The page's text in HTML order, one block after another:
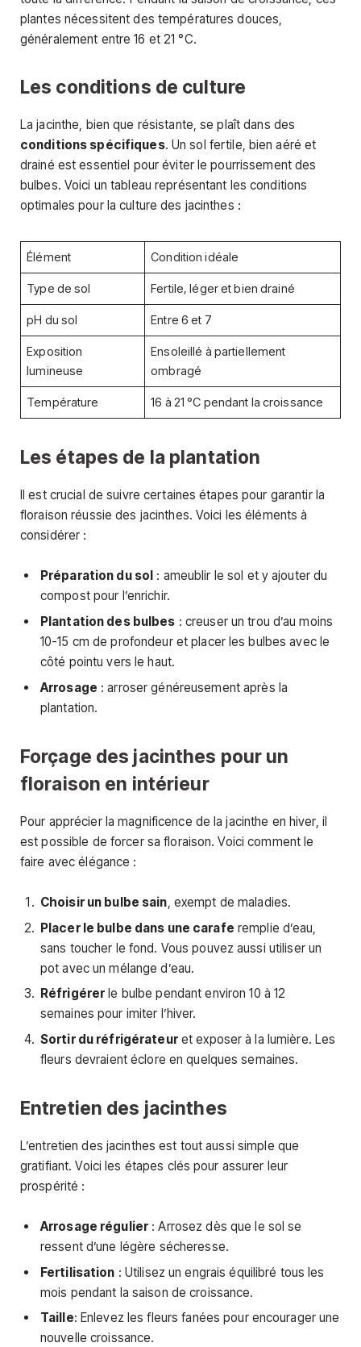
plantes nécessitent des températures douces,
généralement entre 16 et 21 °C.
Les conditions de culture
La jacinthe, bien que résistante, se plaît dans des
conditions spécifiques. Un sol fertile, bien aéré et
drainé est essentiel pour éviter le pourrissement des
bulbes. Voici un tableau représentant les conditions
optimales pour la culture des jacinthes :
Élément Condition idéale
Type de sol Fertile, léger et bien drainé
pH du sol Entre 6 et 7
Exposition
lumineuse
Ensoleillé à partiellement
ombragé
Température 16 à 21 °C pendant la croissance
Les étapes de la plantation
Il est crucial de suivre certaines étapes pour garantir la
floraison réussie des jacinthes. Voici les éléments à
considérer :
Préparation du sol : ameublir le sol et y ajouter du
compost pour l’enrichir.
Plantation des bulbes : creuser un trou d’au moins
10-15 cm de profondeur et placer les bulbes avec le
côté pointu vers le haut.
Arrosage : arroser généreusement après la
plantation.
Forçage des jacinthes pour un
floraison en intérieur
Pour apprécier la magnificence de la jacinthe en hiver, il
est possible de forcer sa floraison. Voici comment le
faire avec élégance :
Choisir un bulbe sain, exempt de maladies.
Placer le bulbe dans une carafe remplie d’eau,
sans toucher le fond. Vous pouvez aussi utiliser un
pot avec un mélange d’eau.
Réfrigérer le bulbe pendant environ 10 à 12
semaines pour imiter l’hiver.
Sortir du réfrigérateuret exposer à la lumière. Les
fleurs devraient éclore en quelques semaines.
Entretien des jacinthes
L’entretien des jacinthes est tout aussi simple que
gratifiant. Voici les étapes clés pour assurer leur
prospérité :
Arrosage régulier : Arrosez dès que le sol se
ressent d’une légère sécheresse.
Fertilisation : Utilisez un engrais équilibré tous les
mois pendant la saison de croissance.
Taille: Enlevez les fleurs fanées pour encourager une
nouvelle croissance.